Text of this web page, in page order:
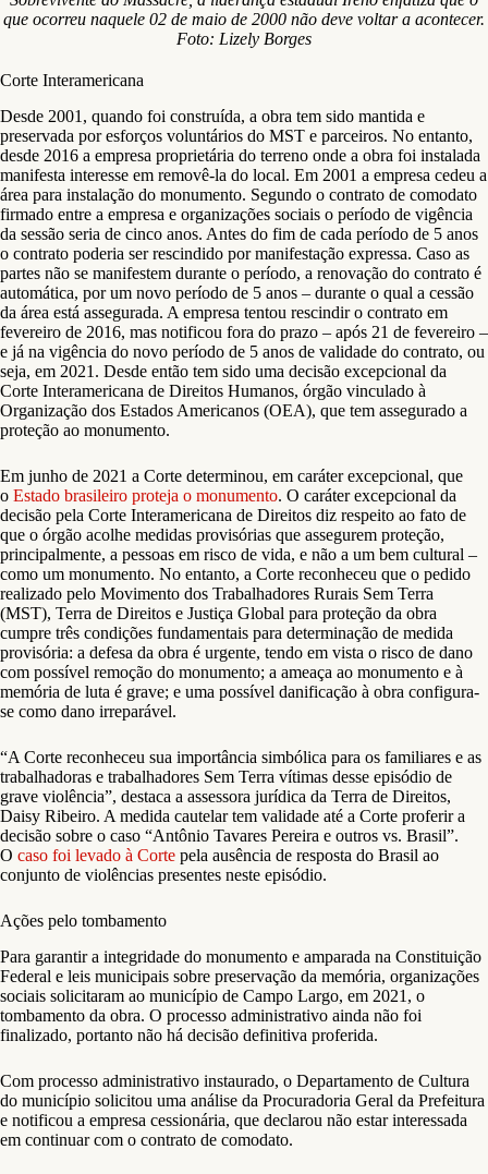
que ocorreu naquele 02 de maio de 2000 não deve voltar a acontecer.
Foto: Lizely Borges
Corte Interamericana
Desde 2001, quando foi construída, a obra tem sido mantida e
preservada por esforços voluntários do MST e parceiros. No entanto,
desde 2016 a empresa proprietária do terreno onde a obra foi instalada
manifesta interesse em removê-la do local. Em 2001 a empresa cedeu a
área para instalação do monumento. Segundo o contrato de comodato
firmado entre a empresa e organizações sociais o período de vigência
da sessão seria de cinco anos. Antes do fim de cada período de 5 anos
o contrato poderia ser rescindido por manifestação expressa. Caso as
partes não se manifestem durante o período, a renovação do contrato é
automática, por um novo período de 5 anos – durante o qual a cessão
da área está assegurada. A empresa tentou rescindir o contrato em
fevereiro de 2016, mas notificou fora do prazo – após 21 de fevereiro –
e já na vigência do novo período de 5 anos de validade do contrato, ou
seja, em 2021. Desde então tem sido uma decisão excepcional da
Corte Interamericana de Direitos Humanos, órgão vinculado à
Organização dos Estados Americanos (OEA), que tem assegurado a
proteção ao monumento.
Em junho de 2021 a Corte determinou, em caráter excepcional, que
o Estado brasileiro proteja o monumento. O caráter excepcional da
decisão pela Corte Interamericana de Direitos diz respeito ao fato de
que o órgão acolhe medidas provisórias que assegurem proteção,
principalmente, a pessoas em risco de vida, e não a um bem cultural –
como um monumento. No entanto, a Corte reconheceu que o pedido
realizado pelo Movimento dos Trabalhadores Rurais Sem Terra
(MST), Terra de Direitos e Justiça Global para proteção da obra
cumpre três condições fundamentais para determinação de medida
provisória: a defesa da obra é urgente, tendo em vista o risco de dano
com possível remoção do monumento; a ameaça ao monumento e à
memória de luta é grave; e uma possível danificação à obra configura-
se como dano irreparável.
“A Corte reconheceu sua importância simbólica para os familiares e as
trabalhadoras e trabalhadores Sem Terra vítimas desse episódio de
grave violência”, destaca a assessora jurídica da Terra de Direitos,
Daisy Ribeiro. A medida cautelar tem validade até a Corte proferir a
decisão sobre o caso “Antônio Tavares Pereira e outros vs. Brasil”.
O caso foi levado à Corte pela ausência de resposta do Brasil ao
conjunto de violências presentes neste episódio.
Ações pelo tombamento
Para garantir a integridade do monumento e amparada na Constituição
Federal e leis municipais sobre preservação da memória, organizações
sociais solicitaram ao município de Campo Largo, em 2021, o
tombamento da obra. O processo administrativo ainda não foi
finalizado, portanto não há decisão definitiva proferida.
Com processo administrativo instaurado, o Departamento de Cultura
do município solicitou uma análise da Procuradoria Geral da Prefeitura
e notificou a empresa cessionária, que declarou não estar interessada
em continuar com o contrato de comodato.